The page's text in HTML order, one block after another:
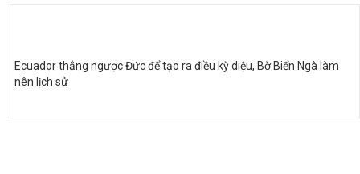
Ecuador thắng ngược Đức để tạo ra điều kỳ diệu, Bờ Biển Ngà làm
nên lịch sử